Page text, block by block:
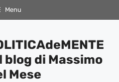
Menu
blog di Massimo
Mese